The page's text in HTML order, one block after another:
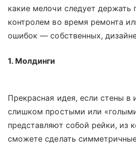
какие мелочи следует держать
контролем во время ремонта
ошибок — собственных,
1. Молдинги
Прекрасная идея, если стены в
слишком простыми или
представляют собой рейки, из
сможете сделать